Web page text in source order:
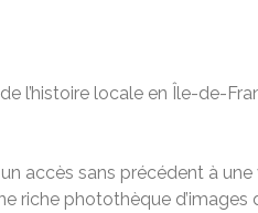
l’histoire locale en Île-de-
accès sans précédent à
riche photothèque d’images